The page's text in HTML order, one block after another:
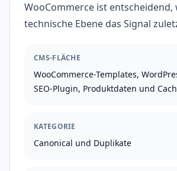
WooCommerce ist entscheidend,
technische Ebene das Signal
CMS-FLÄCHE
WooCommerce-Templates,
SEO-Plugin, Produktdaten und
KATEGORIE
Canonical und Duplikate